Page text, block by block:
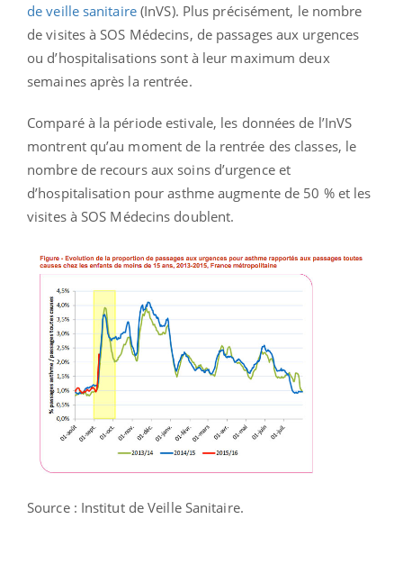
de veille sanitaire(InVS). Plus précisément, le nombre
de visites à SOS Médecins, de passages aux urgences
ou d’hospitalisations sont à leur maximum deux
semaines après la rentrée.
Comparé à la période estivale, les données de l’InVS
montrent qu’au moment de la rentrée des classes, le
nombre de recours aux soins d’urgence et
d’hospitalisation pour asthme augmente de 50 % et les
visites à SOS Médecins doublent.
Source : Institut de Veille Sanitaire.